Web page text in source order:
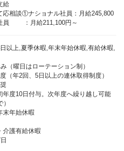
給
応相談①ナショナル社員：月給245,800
以上,夏季休暇,年末年始休暇,有給休暇,
（曜日はローテーション制）
（年2回、5日以上の連休取得制度）
度10日付与。次年度へ繰り越し可能
末年始休暇
護有給休暇